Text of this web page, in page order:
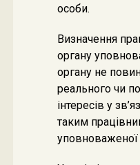
особи.
Визначення
органу
органу не
реального чи
інтересів у
таким
уповноваженої